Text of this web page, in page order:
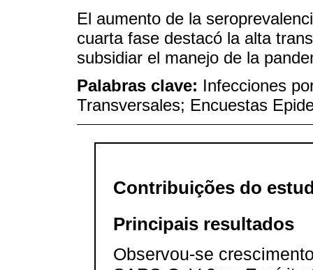
El aumento de la
cuarta fase destacó la alta
subsidiar el manejo de la
Palabras clave: Infecciones
Transversales; Encuestas
Contribuições do
Principais resultados
Observou-se